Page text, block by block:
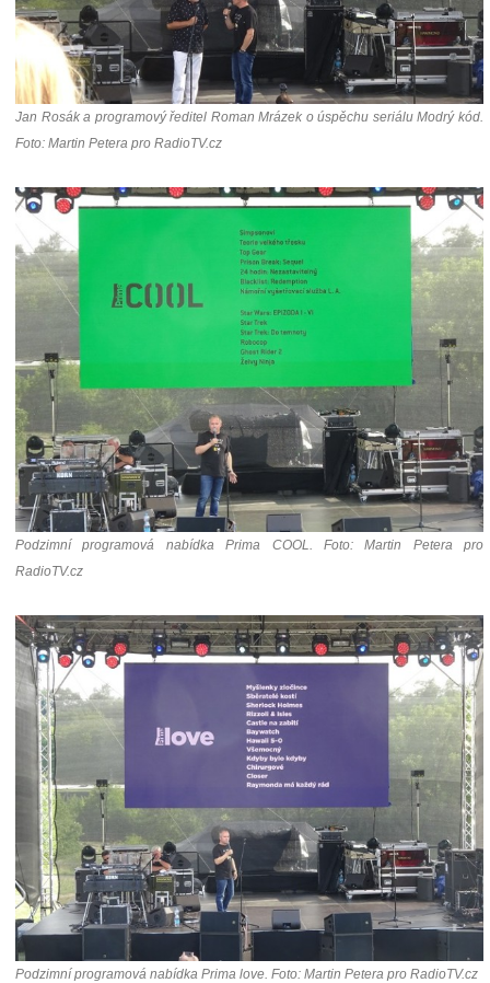
Jan Rosák a programový ředitel Roman Mrázek o úspěchu seriálu Modrý kód.
Foto: Martin Petera pro RadioTV.cz
Podzimní programová nabídka Prima COOL. Foto: Martin Petera pro
RadioTV.cz
Podzimní programová nabídka Prima love. Foto: Martin Petera pro RadioTV.cz